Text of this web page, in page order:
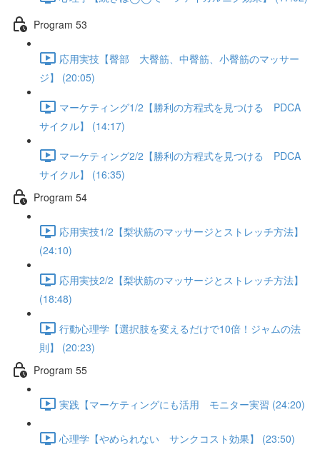
Program 53
応用実技【臀部 大臀筋、中臀筋、小臀筋のマッサー
ジ】 (20:05)
マーケティング1/2【勝利の方程式を見つける PDCA
サイクル】 (14:17)
マーケティング2/2【勝利の方程式を見つける PDCA
サイクル】 (16:35)
Program 54
応用実技1/2【梨状筋のマッサージとストレッチ方法】
(24:10)
応用実技2/2【梨状筋のマッサージとストレッチ方法】
(18:48)
行動心理学【選択肢を変えるだけで10倍！ジャムの法
則】 (20:23)
Program 55
実践【マーケティングにも活用 モニター実習 (24:20)
心理学【やめられない サンクコスト効果】 (23:50)